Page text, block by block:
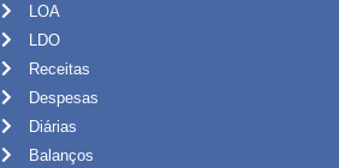
LOA
LDO
Receitas
Despesas
Diárias
Balanços